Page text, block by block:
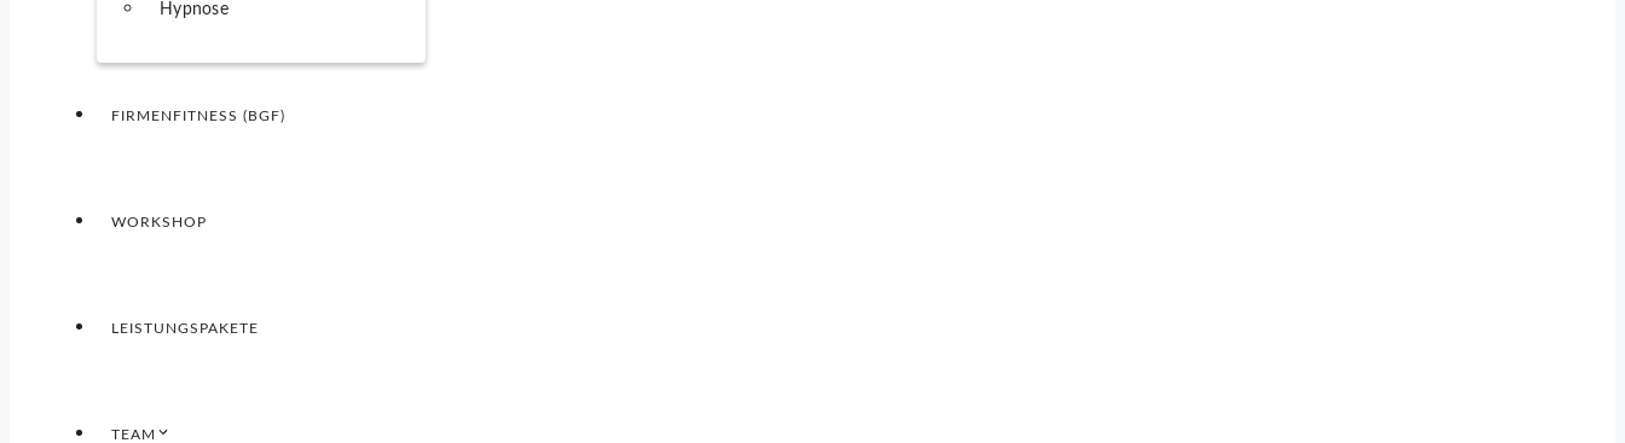
Hypnose
FIRMENFITNESS (BGF)
WORKSHOP
LEISTUNGSPAKETE
TEAM